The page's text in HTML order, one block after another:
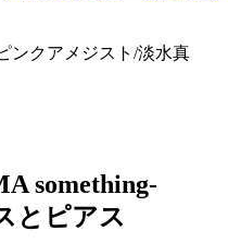
ンクアメジスト/淡水真
something-
とピアス